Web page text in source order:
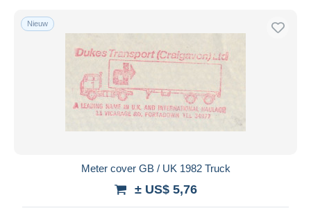
Nieuw
Meter cover GB / UK 1982 Truck
± US$ 5,76